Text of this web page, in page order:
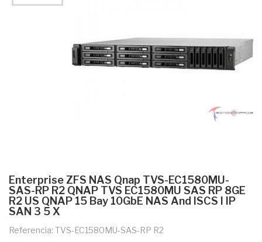
Enterprise ZFS NAS Qnap TVS-EC1580MU-
SAS-RP R2 QNAP TVS EC1580MU SAS RP 8GE
R2 US QNAP 15 Bay 10GbE NAS And ISCS I IP
SAN 3 5 X
Referencia: TVS-EC1580MU-SAS-RP R2